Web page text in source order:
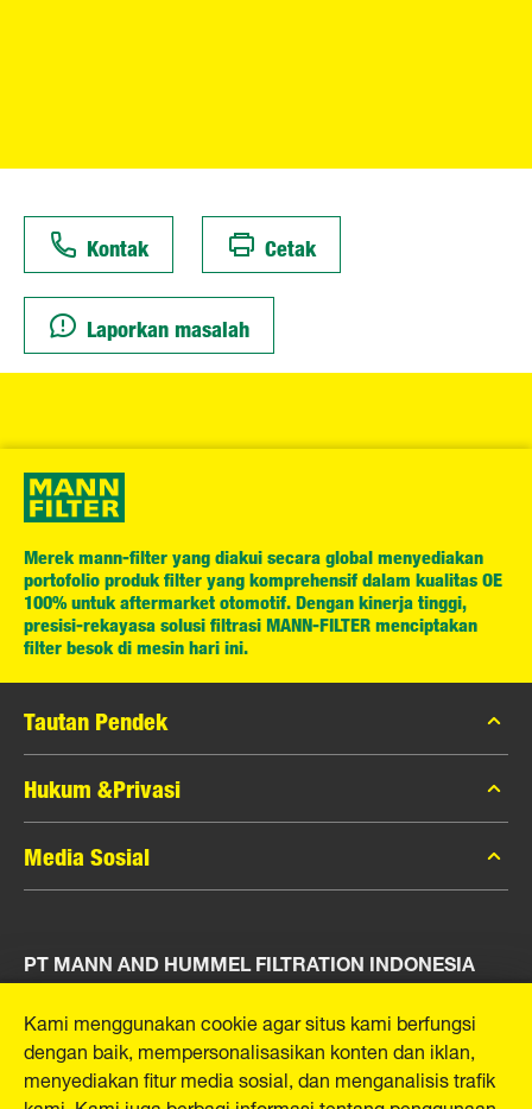
Kontak Cetak
Laporkan masalah
Merek mann-filter yang diakui secara global menyediakan
portofolio produk filter yang komprehensif dalam kualitas OE
100% untuk aftermarket otomotif. Dengan kinerja tinggi,
presisi-rekayasa solusi filtrasi MANN-FILTER menciptakan
filter besok di mesin hari ini.
Tautan Pendek
Katalog MANN-FILTER
Pencari MANN-FILTER
Peras
Hukum &Privasi
Privasi Data
Pemberitahuan Hukum
Media Sosial
Instagram
YouTube
PT MANN AND HUMMEL FILTRATION INDONESIA
Puri Indah Financial Tower, Unit 107
Jl. Puri Lingkar Dalam, RT01/RW02
Kembangan Selatan
Kecamatan Kembangan
Kami menggunakan cookie agar situs kami berfungsi
dengan baik, mempersonalisasikan konten dan iklan,
menyediakan fitur media sosial, dan menganalisis trafik